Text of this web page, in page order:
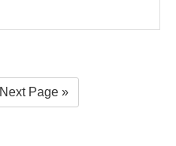
Next Page »